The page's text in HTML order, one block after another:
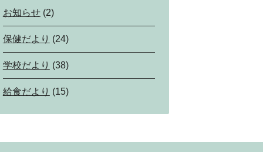
お知らせ(2)
保健だより (24)
学校だより (38)
給食だより (15)